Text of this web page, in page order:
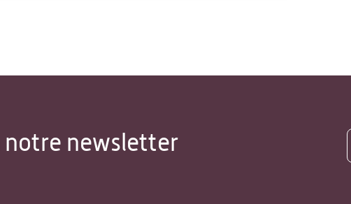
notre newsletter